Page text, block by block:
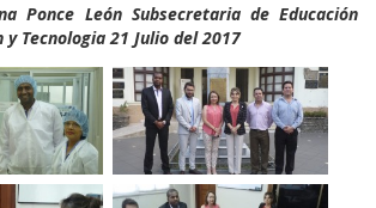
Ponce León Subsecretaria de Educación
y Tecnologia 21 Julio del 2017